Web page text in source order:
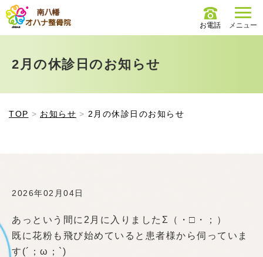
お電話 メニュー
2月の休診日のお知らせ
TOP お知らせ 2月の休診日のお知らせ
2026年02月04日
あっという間に2月に入りましたΣ（・□・；）
既に花粉も飛び始めていると患者様から伺っていま
す(´；ω；`)